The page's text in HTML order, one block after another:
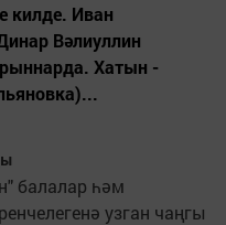
килде. Иван
Вәлиуллин
Хатын -
балалар һәм
узган чаңгы